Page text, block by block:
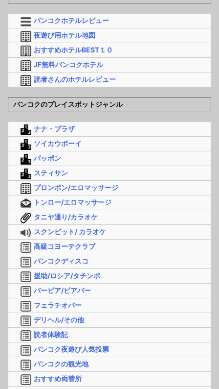
バンコクホテルレビュー
夜遊び用ホテル地図
おすすめホテルBEST１０
JF無料バンコクホテル
読者さんのホテルレビュー
バンコクのプレイスポットジャンル
ナナ・プラザ
ソイカウボーイ
パッポン
スティサン
プロンポン/エロマッサージ
トンロー/エロマッサージ
タニヤ通り/カラオケ
スクンビット/ カラオケ
高級コヨーテクラブ
バンコクディスコ
援助/ロシア/タチンボ
バービア/ビアバー
フェラチオバー
デリヘル/その他
読者体験記
バンコク夜遊び人気投票
バンコクの観光地
おすすめ両替所